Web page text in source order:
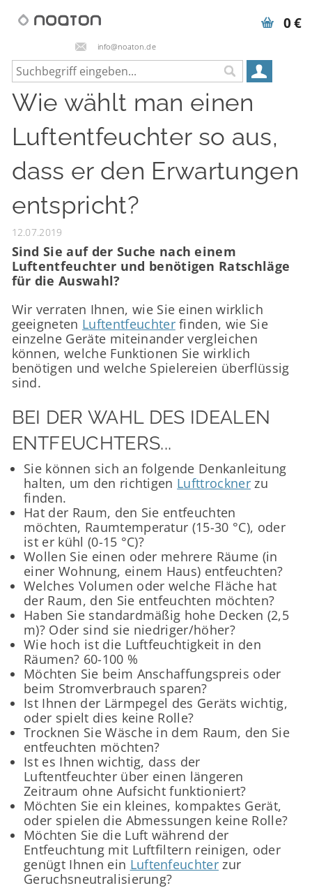
info@noaton.de
0 €
Wie wählt man einen
Luftentfeuchter so aus,
dass er den Erwartungen
entspricht?
12.07.2019
Sind Sie auf der Suche nach einem
Luftentfeuchter und benötigen Ratschläge
für die Auswahl?
Wir verraten Ihnen, wie Sie einen wirklich
geeigneten Luftentfeuchterfinden, wie Sie
einzelne Geräte miteinander vergleichen
können, welche Funktionen Sie wirklich
benötigen und welche Spielereien überflüssig
sind.
BEI DER WAHL DES IDEALEN
ENTFEUCHTERS...
Sie können sich an folgende Denkanleitung
halten, um den richtigen Lufttrocknerzu
finden.
Hat der Raum, den Sie entfeuchten
möchten, Raumtemperatur (15-30 °C), oder
ist er kühl (0-15 °C)?
Wollen Sie einen oder mehrere Räume (in
einer Wohnung, einem Haus) entfeuchten?
Welches Volumen oder welche Fläche hat
der Raum, den Sie entfeuchten möchten?
Haben Sie standardmäßig hohe Decken (2,5
m)? Oder sind sie niedriger/höher?
Wie hoch ist die Luftfeuchtigkeit in den
Räumen? 60-100 %
Möchten Sie beim Anschaffungspreis oder
beim Stromverbrauch sparen?
Ist Ihnen der Lärmpegel des Geräts wichtig,
oder spielt dies keine Rolle?
Trocknen Sie Wäsche in dem Raum, den Sie
entfeuchten möchten?
Ist es Ihnen wichtig, dass der
Luftentfeuchter über einen längeren
Zeitraum ohne Aufsicht funktioniert?
Möchten Sie ein kleines, kompaktes Gerät,
oder spielen die Abmessungen keine Rolle?
Möchten Sie die Luft während der
Entfeuchtung mit Luftfiltern reinigen, oder
genügt Ihnen ein Luftenfeuchter zur
Geruchsneutralisierung?